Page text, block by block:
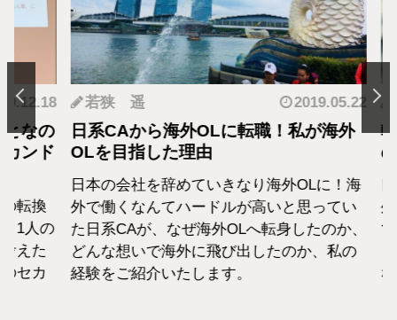
の
ド
換
人の
た
カ
若狭 遥 2019.05.22
日系CAから海外OLに転職！私が海外
OLを目指した理由
日本の会社を辞めていきなり海外OLに！海
外で働くなんてハードルが高いと思ってい
た日系CAが、なぜ海外OLへ転身したのか、
どんな想いで海外に飛び出したのか、私の
経験をご紹介いたします。
羽
転
の
日系
外
て
な